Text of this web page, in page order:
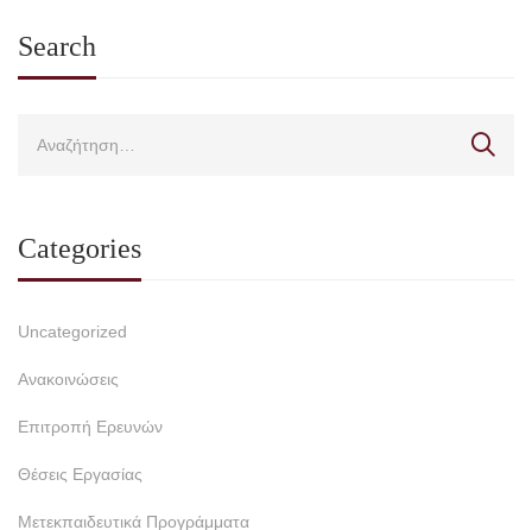
Search
Categories
Uncategorized
Ανακοινώσεις
Επιτροπή Ερευνών
Θέσεις Εργασίας
Μετεκπαιδευτικά Προγράμματα